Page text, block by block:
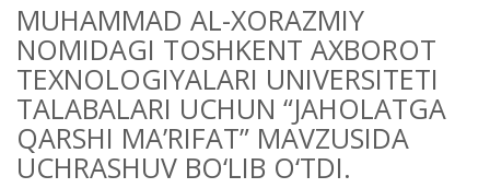
MUHAMMAD AL-XORAZMIY
NOMIDAGI TOSHKENT AXBOROT
TEXNOLOGIYALARI UNIVERSITETI
TALABALARI UCHUN “JAHOLATGA
QARSHI MA’RIFAT” MAVZUSIDA
UCHRASHUV BO‘LIB O‘TDI.